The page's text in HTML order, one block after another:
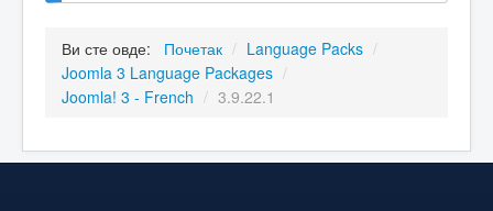
Ви сте овде: Почетак / Language Packs /
Joomla 3 Language Packages /
Joomla! 3 - French / 3.9.22.1